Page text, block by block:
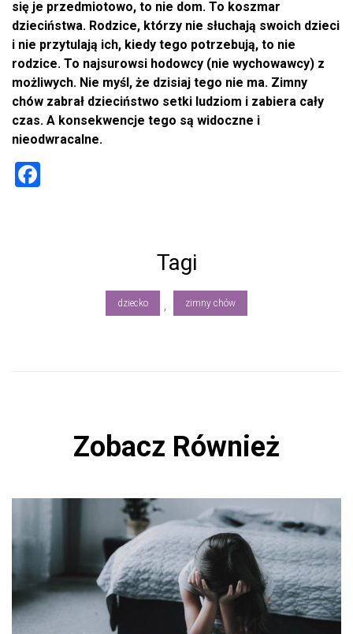
się je przedmiotowo, to nie dom. To koszmar
dzieciństwa. Rodzice, którzy nie słuchają swoich dzieci
i nie przytulają ich, kiedy tego potrzebują, to nie
rodzice. To najsurowsi hodowcy (nie wychowawcy) z
możliwych. Nie myśl, że dzisiaj tego nie ma. Zimny
chów zabrał dzieciństwo setki ludziom i zabiera cały
czas. A konsekwencje tego są widoczne i
nieodwracalne.
Tagi
dziecko , zimny chów
Zobacz Również